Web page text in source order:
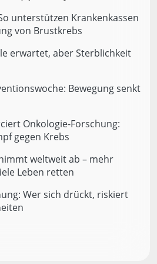
unterstützen Krankenkassen
von Brustkrebs
erwartet, aber Sterblichkeit
Bewegung senkt
Onkologie-Forschung:
gegen Krebs
weltweit ab – mehr
Leben retten
Wer sich drückt, riskiert